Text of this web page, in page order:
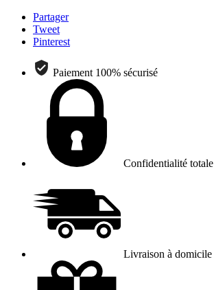
Partager
Tweet
Pinterest
Paiement 100% sécurisé
Confidentialité totale
Livraison à domicile